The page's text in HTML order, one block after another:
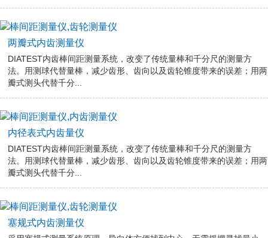
两瓣式内齿测量仪
DIATEST内齿棒间距测量系统，改变了传统量棒和千分尺的测量方
法。用测球代替量棒，减少齿形、齿向以及齿轮锥度带来的误差；用两
瓣式测头代替千分...
内径表式内齿量仪
DIATEST内齿棒间距测量系统，改变了传统量棒和千分尺的测量方
法。用测球代替量棒，减少齿形、齿向以及齿轮锥度带来的误差；用两
瓣式测头代替千分...
塞规式内齿测量仪